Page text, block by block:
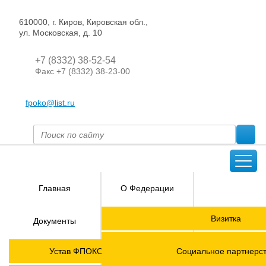
610000, г. Киров, Кировская обл.,
ул. Московская, д. 10
+7 (8332) 38-52-54
Факс +7 (8332) 38-23-00
fpoko@list.ru
Главная О Федерации
Визитка
Документы
Устав ФПОКО с изменениями от 2026 года
Социальное
Членские